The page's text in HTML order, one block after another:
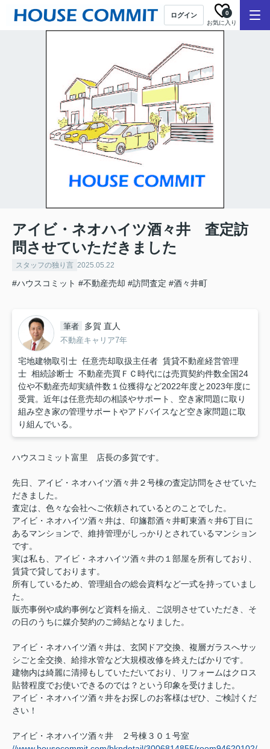
ログイン
お気に入り
0
アイビ・ネオハイツ酒々井 査定訪
問させていただきました
スタッフの独り言 2025.05.22
#ハウスコミット #不動産売却 #訪問査定 #酒々井町
筆者 多賀 直人
不動産キャリア7年
宅地建物取引士 任意売却取扱主任者 賃貸不動産経営管理
士 相続診断士 不動産売買ＦＣ時代には売買契約件数全国24
位や不動産売却実績件数１位獲得など2022年度と2023年度に
受賞。近年は任意売却の相談やサポート、空き家問題に取り
組み空き家の管理サポートやアドバイスなど空き家問題に取
り組んでいる。
ハウスコミット富里 店長の多賀です。
先日、アイビ・ネオハイツ酒々井２号棟の査定訪問をさせていた
だきました。
査定は、色々な会社へご依頼されているとのことでした。
アイビ・ネオハイツ酒々井は、印旛郡酒々井町東酒々井6丁目に
あるマンションで、維持管理がしっかりとされているマンション
です。
実は私も、アイビ・ネオハイツ酒々井の１部屋を所有しており、
賃貸で貸しております。
所有しているため、管理組合の総会資料など一式を持っていまし
た。
販売事例や成約事例など資料を揃え、ご説明させていただき、 そ
の日のうちに媒介契約のご締結となりました。
アイビ・ネオハイツ酒々井は、玄関ドア交換、複層ガラスへサッ
シごと全交換、給排水管など大規模改修を終えたばかりです。
建物内は綺麗に清掃もしていただいており、リフォームはクロス
貼替程度でお使いできるのでは？という印象を受けました。
アイビ・ネオハイツ酒々井をお探しのお客様はぜひ、ご検討くだ
さい！
アイビ・ネオハイツ酒々井 ２号棟３０１号室